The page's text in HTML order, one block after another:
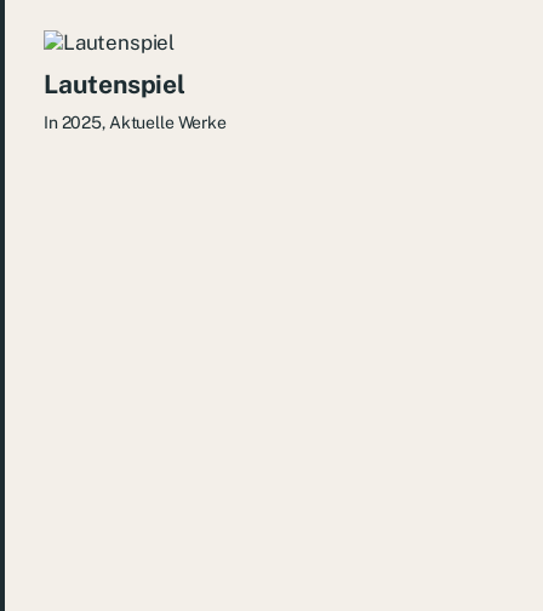
Lautenspiel
In2025, Aktuelle Werke